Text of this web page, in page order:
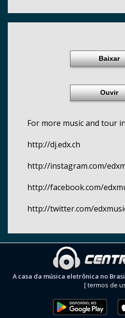
Baixar
Ouvir
For more music and tour
http://dj.edx.ch
http://instagram.com/
http://facebook.com/
http://twitter.com/
A casa da música eletrônica no
[ termos de